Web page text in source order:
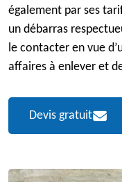
également par ses
un débarras
le contacter en vue
affaires à enlever et
Devis gratuit